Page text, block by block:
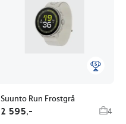
Suunto Run Frostgrå
2 595,- 4